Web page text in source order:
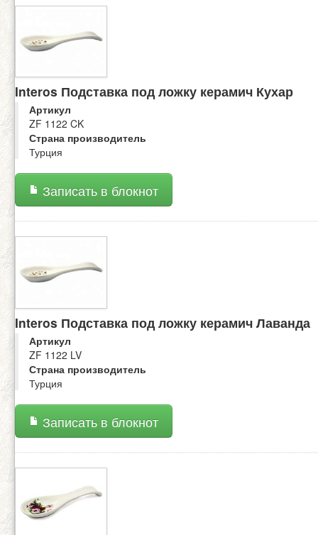
Interos Подставка под ложку керамич Кухар
Артикул
ZF 1122 CK
Страна производитель
Турция
Записать в блокнот
Interos Подставка под ложку керамич Лаванда
Артикул
ZF 1122 LV
Страна производитель
Турция
Записать в блокнот